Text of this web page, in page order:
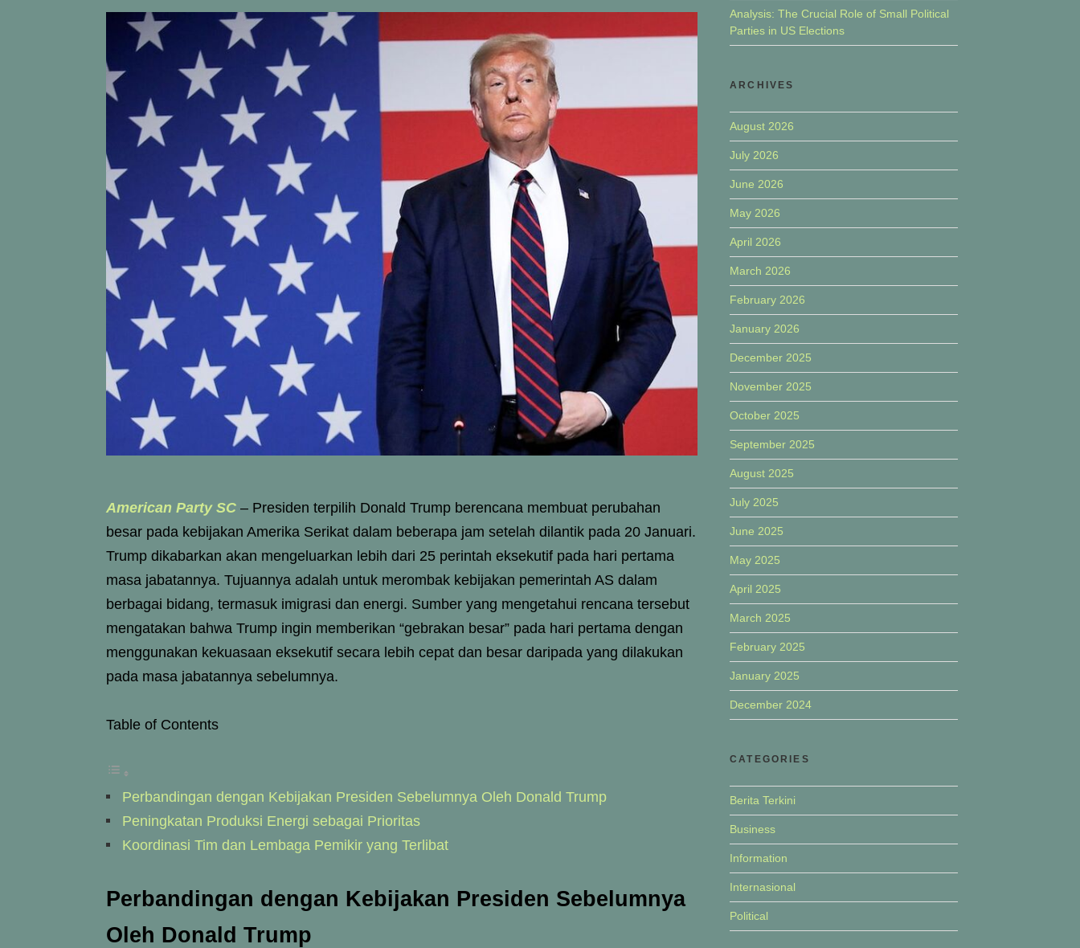
American Party SC – Presiden terpilih Donald Trump berencana membuat perubahan
besar pada kebijakan Amerika Serikat dalam beberapa jam setelah dilantik pada 20 Januari.
Trump dikabarkan akan mengeluarkan lebih dari 25 perintah eksekutif pada hari pertama
masa jabatannya. Tujuannya adalah untuk merombak kebijakan pemerintah AS dalam
berbagai bidang, termasuk imigrasi dan energi. Sumber yang mengetahui rencana tersebut
mengatakan bahwa Trump ingin memberikan “gebrakan besar” pada hari pertama dengan
menggunakan kekuasaan eksekutif secara lebih cepat dan besar daripada yang dilakukan
pada masa jabatannya sebelumnya.
Table of Contents
Perbandingan dengan Kebijakan Presiden Sebelumnya Oleh Donald Trump
Peningkatan Produksi Energi sebagai Prioritas
Koordinasi Tim dan Lembaga Pemikir yang Terlibat
Perbandingan dengan Kebijakan Presiden Sebelumnya
Oleh Donald Trump
Analysis: The Crucial Role of Small Political
Parties in US Elections
ARCHIVES
August 2026
July 2026
June 2026
May 2026
April 2026
March 2026
February 2026
January 2026
December 2025
November 2025
October 2025
September 2025
August 2025
July 2025
June 2025
May 2025
April 2025
March 2025
February 2025
January 2025
December 2024
CATEGORIES
Berita Terkini
Business
Information
Internasional
Political